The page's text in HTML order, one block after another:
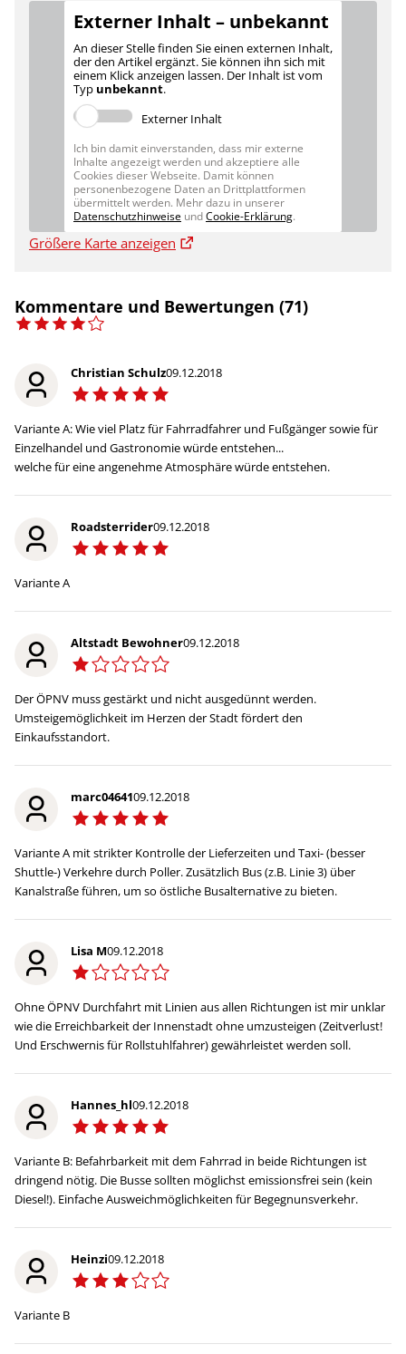
Externer Inhalt – unbekannt
An dieser Stelle finden Sie einen externen Inhalt,
der den Artikel ergänzt. Sie können ihn sich mit
einem Klick anzeigen lassen. Der Inhalt ist vom
Typ unbekannt.
Externer Inhalt
Ich bin damit einverstanden, dass mir externe
Inhalte angezeigt werden und akzeptiere alle
Cookies dieser Webseite. Damit können
personenbezogene Daten an Drittplattformen
übermittelt werden. Mehr dazu in unserer
Datenschutzhinweise undCookie-Erklärung.
Größere Karte anzeigen
Kommentare und Bewertungen (71)
Christian Schulz09.12.2018
Variante A: Wie viel Platz für Fahrradfahrer und Fußgänger sowie für
Einzelhandel und Gastronomie würde entstehen...
welche für eine angenehme Atmosphäre würde entstehen.
Roadsterrider09.12.2018
Variante A
Altstadt Bewohner09.12.2018
Der ÖPNV muss gestärkt und nicht ausgedünnt werden.
Umsteigemöglichkeit im Herzen der Stadt fördert den
Einkaufsstandort.
marc0464109.12.2018
Variante A mit strikter Kontrolle der Lieferzeiten und Taxi- (besser
Shuttle-) Verkehre durch Poller. Zusätzlich Bus (z.B. Linie 3) über
Kanalstraße führen, um so östliche Busalternative zu bieten.
Lisa M09.12.2018
Ohne ÖPNV Durchfahrt mit Linien aus allen Richtungen ist mir unklar
wie die Erreichbarkeit der Innenstadt ohne umzusteigen (Zeitverlust!
Und Erschwernis für Rollstuhlfahrer) gewährleistet werden soll.
Hannes_hl09.12.2018
Variante B: Befahrbarkeit mit dem Fahrrad in beide Richtungen ist
dringend nötig. Die Busse sollten möglichst emissionsfrei sein (kein
Diesel!). Einfache Ausweichmöglichkeiten für Begegnunsverkehr.
Heinzi09.12.2018
Variante B